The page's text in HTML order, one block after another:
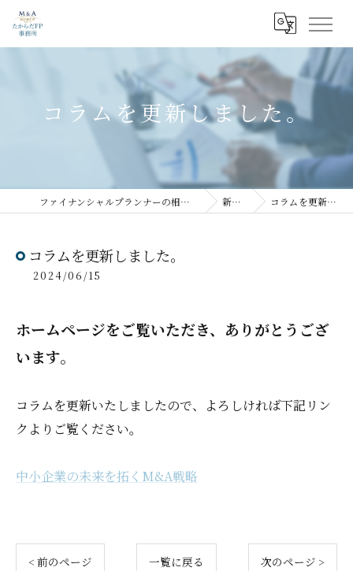
コラムを更新しました。
ファイナンシャルプランナーの相談ならたからだFP事務所 新着情報 コラムを更新しました。
コラムを更新しました。
2024/06/15
ホームページをご覧いただき、ありがとうござ
います。
コラムを更新いたしましたので、よろしければ下記リン
クよりご覧ください。
中小企業の未来を拓くM&A戦略
< 前のページ 一覧に戻る 次のページ >